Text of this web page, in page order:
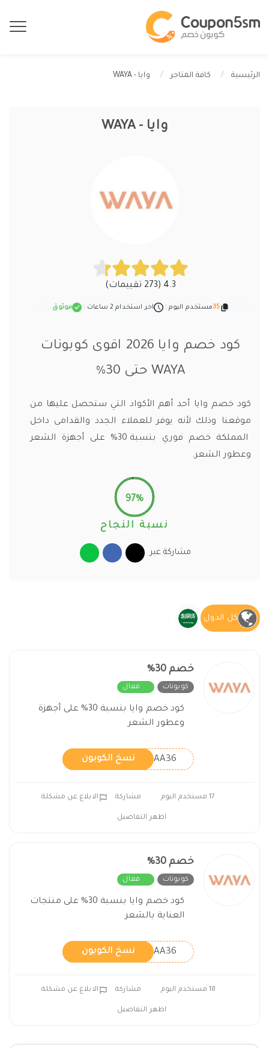
الرئيسية كافة المتاجر وايا - WAYA
وايا - WAYA
4.3 (273 تقييمات)
35مستخدم اليوم اخر استخدام 2 ساعات موثوق
كود خصم وايا 2026 اقوى كوبونات
WAYA حتى 30%
كود خصم وايا أحد أهم الأكواد التي ستحصل عليها من
موقعنا وذلك لأنه يوفر للعملاء الجدد والقدامى داخل
المملكة خصم فوري بنسبة 30% على أجهزة الشعر
وعطور الشعر.
97%
نسبة النجاح
مشاركة عبر
كل الدول
خصم 30%
كوبونات فعال
كود خصم وايا بنسبة 30% على أجهزة
وعطور الشعر
AA36 نسخ الكوبون
17 مستخدم اليوم مشاركة الابلاغ عن مشكلة
اظهر التفاصيل
خصم 30%
كوبونات فعال
كود خصم وايا بنسبة 30% على منتجات
العناية بالشعر
AA36 نسخ الكوبون
18 مستخدم اليوم مشاركة الابلاغ عن مشكلة
اظهر التفاصيل